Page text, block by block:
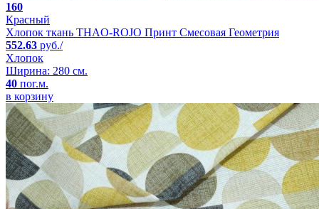
160
Красный
Хлопок ткань THAO-ROJO Принт Смесовая Геометрия
552.63 руб./
Хлопок
Ширина: 280 см.
40 пог.м.
в корзину